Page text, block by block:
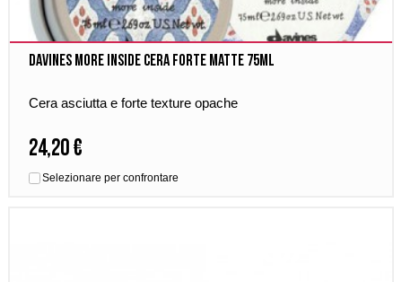
Davines More Inside Cera Forte Matte 75ml
Cera asciutta e forte texture opache
24,20 €
Selezionare per confrontare